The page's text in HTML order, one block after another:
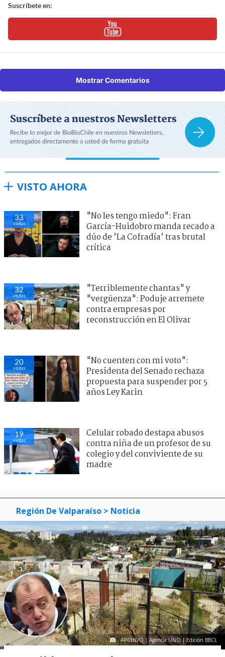
Suscríbete en:
Mostrar Comentarios
VISTO AHORA
33
visitas
"No les tengo miedo": Fran
García-Huidobro manda recado a
dúo de ’La Cofradía’ tras brutal
crítica
32
visitas
"Terriblemente chantas" y
"vergüenza": Poduje arremete
contra empresas por
reconstrucción en El Olivar
20
visitas
"No cuenten con mi voto":
Presidenta del Senado rechaza
propuesta para suspender por 5
años Ley Karin
19
visitas
Celular robado destapa abusos
contra niña de un profesor de su
colegio y del conviviente de su
madre
Región De Valparaíso > Noticia
ARCHIVO | Agencia UNO | Edición BBCL